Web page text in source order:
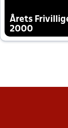
Årets
2000